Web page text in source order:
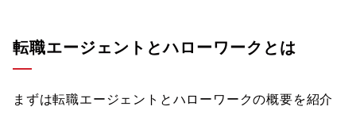
転職エージェントとハローワークとは
まずは転職エージェントとハローワークの概要を紹介